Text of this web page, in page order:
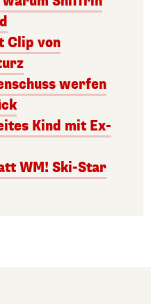
Clip von
werfen
Kind mit Ex-
WM! Ski-Star